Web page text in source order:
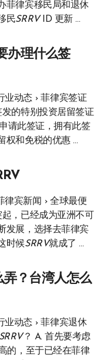
菲律宾移民局和退休
民SRRVID 更新 …
办理什么签
业动态 › 菲律宾签证
的特别投资居留签证
请此签证，拥有此签
权和免税的优惠 …
律宾新闻 › 全球最便
，已经成为亚洲不可
发展，选择去菲律宾
时候SRRV就成了 …
？台湾人怎么
业动态 › 菲律宾退休
？ A. 首先要考虑
的，至于已经在菲律